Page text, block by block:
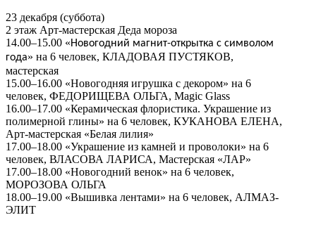
23 декабря (суббота)
2 этаж Арт-мастерская Деда мороза
14.00–15.00 «Новогодний магнит-открытка с символом
года» на 6 человек, КЛАДОВАЯ ПУСТЯКОВ,
мастерская
15.00–16.00 «Новогодняя игрушка с декором» на 6
человек, ФЕДОРИЩЕВА ОЛЬГА, Magic Glass
16.00–17.00 «Керамическая флористика. Украшение из
полимерной глины» на 6 человек, КУКАНОВА ЕЛЕНА,
Арт-мастерская «Белая лилия»
17.00–18.00 «Украшение из камней и проволоки» на 6
человек, ВЛАСОВА ЛАРИСА, Мастерская «ЛАР»
17.00–18.00 «Новогодний венок» на 6 человек,
МОРОЗОВА ОЛЬГА
18.00–19.00 «Вышивка лентами» на 6 человек, АЛМАЗ-
ЭЛИТ